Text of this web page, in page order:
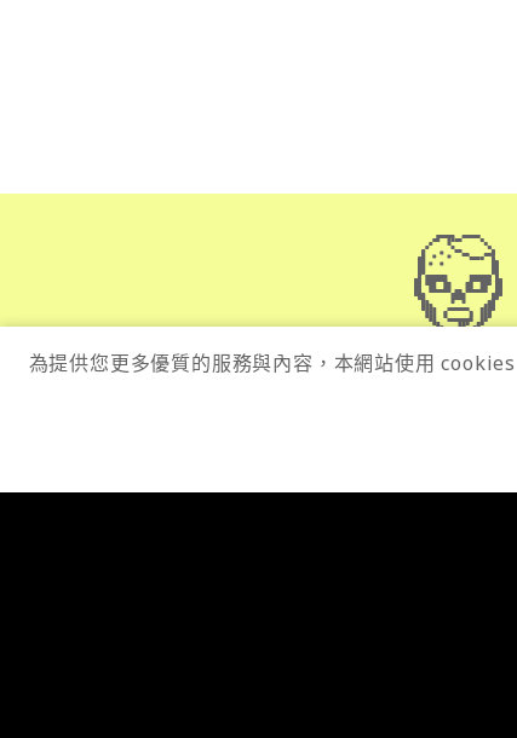
為提供您更多優質的服務與內容，本網站使用